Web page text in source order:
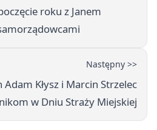
roku z Janem
Następny >>
Adam Kłysz i Marcin Strzelec
w Dniu Straży Miejskiej